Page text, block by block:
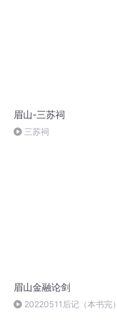
眉山-三苏祠
三苏祠
眉山金融论剑
20220511后记（本书完）